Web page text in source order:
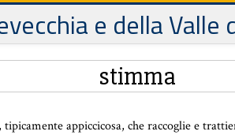
e della Valle
stimma
tipicamente appiccicosa, che raccoglie e